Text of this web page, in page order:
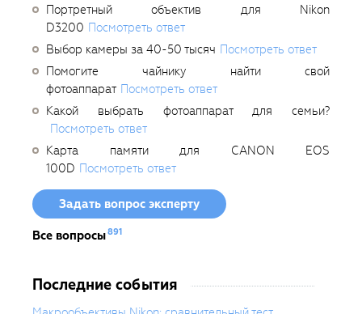
Портретный объектив для Nikon
D3200 Посмотреть ответ
Выбор камеры за 40-50 тысяч Посмотреть ответ
Помогите чайнику найти свой
фотоаппарат Посмотреть ответ
Какой выбрать фотоаппарат для семьи?
Посмотреть ответ
Карта памяти для CANON EOS
100D Посмотреть ответ
Задать вопрос эксперту
Все вопросы891
Последние события